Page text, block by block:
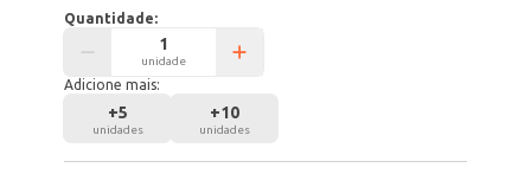
Quantidade:
unidade
Adicione mais:
+5
unidades
+10
unidades